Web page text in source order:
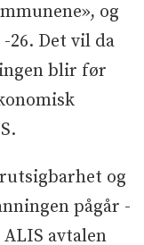
og
26. Det vil da
blir før
og
pågår -
avtalen